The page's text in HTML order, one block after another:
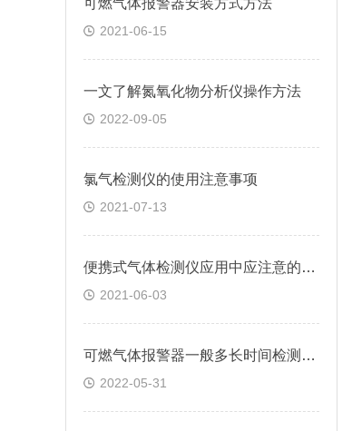
可燃气体报警器安装方式方法
2021-06-15
一文了解氮氧化物分析仪操作方法
2022-09-05
氯气检测仪的使用注意事项
2021-07-13
便携式气体检测仪应用中应注意的要点解析
2021-06-03
可燃气体报警器一般多长时间检测一次的
2022-05-31